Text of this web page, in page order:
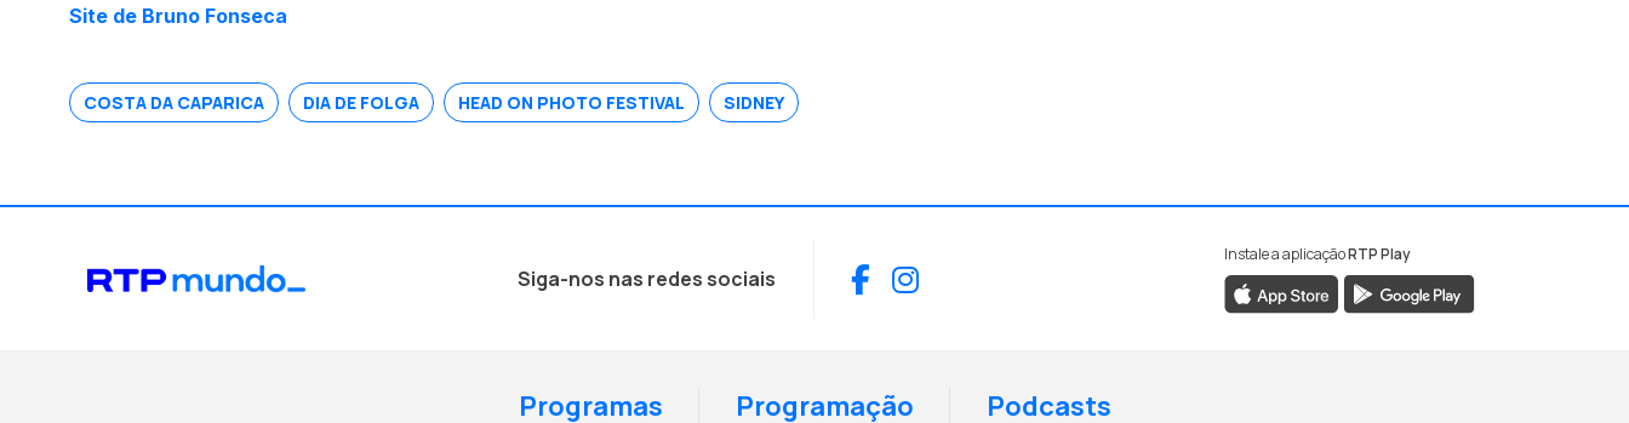
Site de Bruno Fonseca
COSTA DA CAPARICA DIA DE FOLGA HEAD ON PHOTO FESTIVAL SIDNEY
Siga-nos nas redes sociais Facebook
Instagram
Instale a aplicaçãoRTP Play
Programas Programação Podcasts